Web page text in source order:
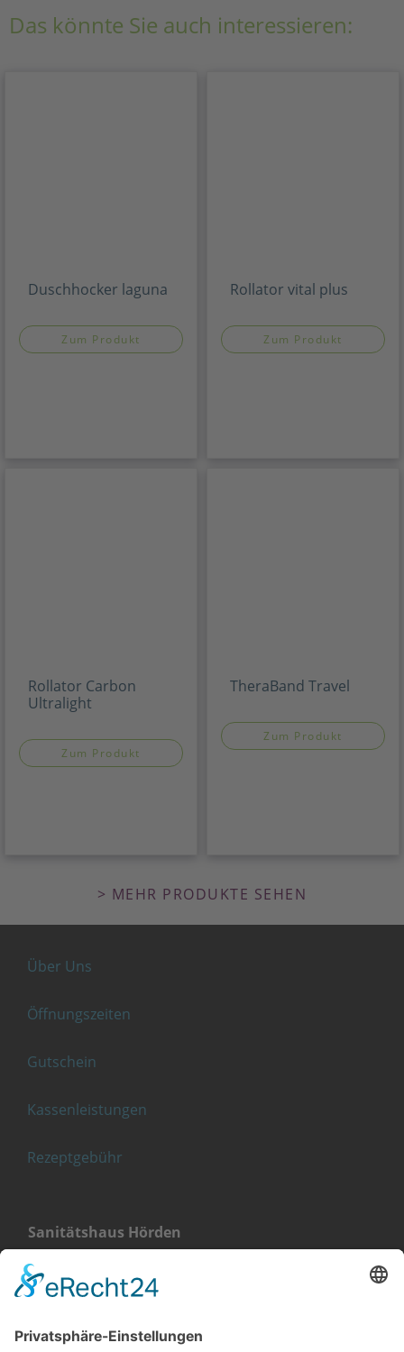
Das könnte Sie auch interessieren:
Duschhocker laguna
Zum Produkt
Rollator vital plus
Zum Produkt
Rollator Carbon
Ultralight
Zum Produkt
TheraBand Travel
Zum Produkt
> MEHR PRODUKTE SEHEN
Über Uns
Öffnungszeiten
Gutschein
Kassenleistungen
Rezeptgebühr
Sanitätshaus Hörden
76571 Gaggenau-Hörden